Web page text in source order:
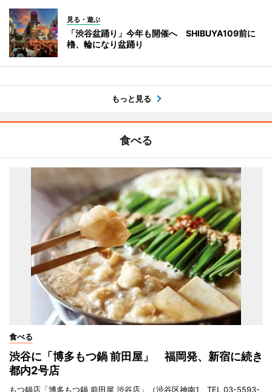
見る・遊ぶ
「渋谷盆踊り」今年も開催へ SHIBUYA109前に
櫓、輪になり盆踊り
もっと見る
食べる
食べる
渋谷に「博多もつ鍋 前田屋」 福岡発、新宿に続き
都内2号店
もつ鍋店「博多もつ鍋 前田屋 渋谷店」（渋谷区神南1、TEL 03-5593-